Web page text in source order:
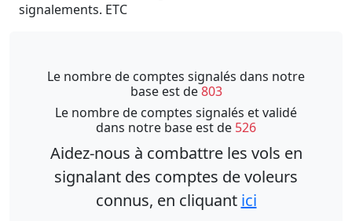
signalements. ETC
Le nombre de comptes signalés dans notre
base est de803
Le nombre de comptes signalés et validé
dans notre base est de 526
Aidez-nous à combattre les vols en
signalant des comptes de voleurs
connus, en cliquant ici